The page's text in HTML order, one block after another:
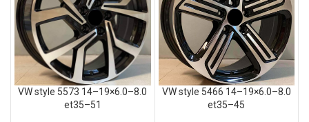
VW style 5573 14–19×6.0–8.0
et35–51
VW style 5466 14–19×6.0–8.0
et35–45